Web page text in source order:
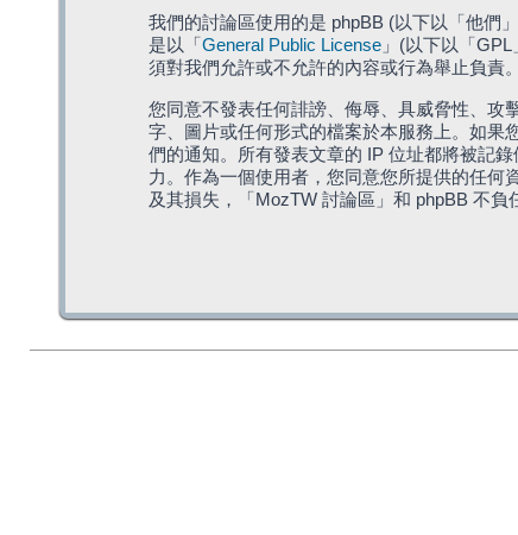
我們的討論區使用的是 phpBB (以下以「他們
是以「 General Public License」(以下以「GPL
須對我們允許或不允許的內容或行為舉止負責
您同意不發表任何誹謗、侮辱、具威脅性、攻
字、圖片或任何形式的檔案於本服務上。如果
們的通知。所有發表文章的 IP 位址都將被記
力。作為一個使用者，您同意您所提供的任何
及其損失，「MozTW 討論區」和 phpBB 不負